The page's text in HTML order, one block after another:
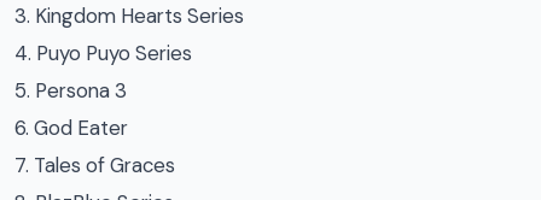
3. Kingdom Hearts Series
4. Puyo Puyo Series
5. Persona 3
6. God Eater
7. Tales of Graces